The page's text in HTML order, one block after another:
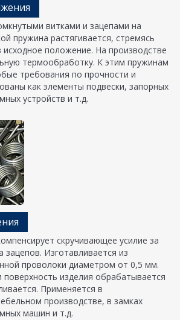
витками и зацепами на
пружина растягивается, стремясь
исходное положение. На производстве
термообработку. К этим пружинам
требования по прочности и
как элементы подвески, запорных
устройств и т.д.
скручивающее усилие за
зацепов. Изготавливается из
проволоки диаметром от 0,5 мм.
изделия обрабатывается
Применяется в
производстве, в замках
машин и т.д.